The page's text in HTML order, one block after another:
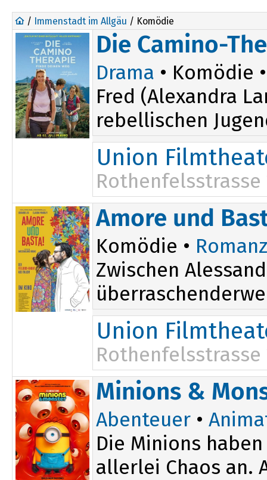
/ Immenstadt im Allgäu / Komödie
Die Camino-
Drama • Komödie
Fred (Alexandra
rebellischen
Union
Rothenfelsstrasse
Amore und
Komödie •
Zwischen
Union
Rothenfelsstrasse
18:45
Minions &
Abenteuer •
Die Minions
allerlei Chaos an.